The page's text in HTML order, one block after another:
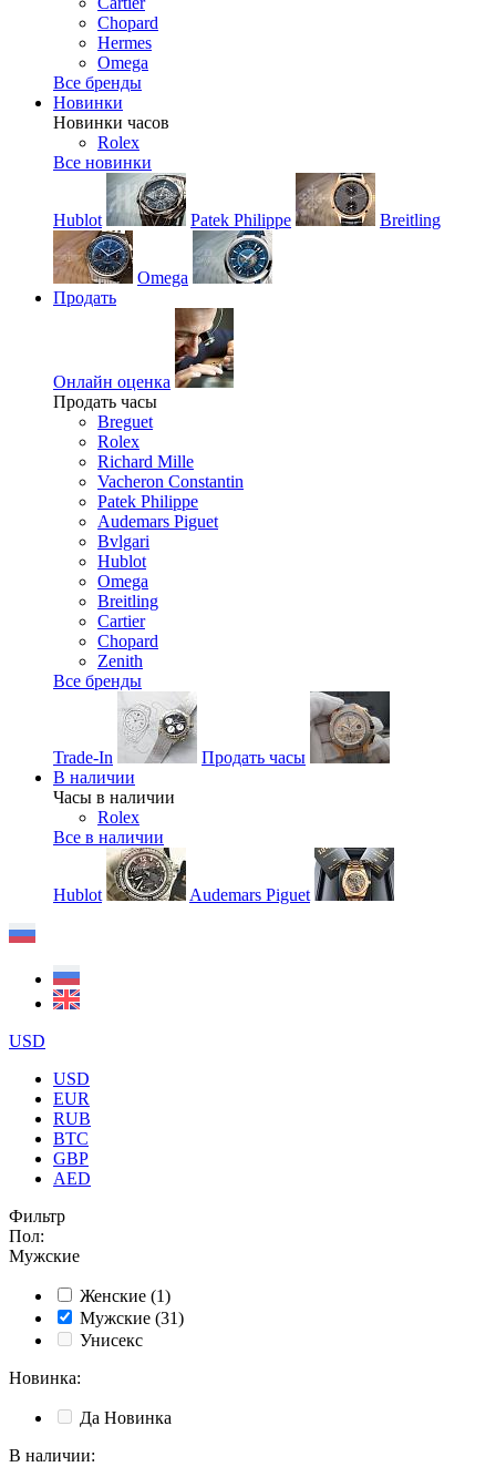
Chopard
Hermes
Omega
Все бренды
Новинки
Новинки часов
Rolex
Все новинки
Hublot Patek Philippe Breitling
Omega
Продать
Онлайн оценка
Продать часы
Breguet
Rolex
Richard Mille
Vacheron Constantin
Patek Philippe
Audemars Piguet
Bvlgari
Hublot
Omega
Breitling
Cartier
Chopard
Zenith
Все бренды
Trade-In
Продать часы
В наличии
Часы в наличии
Rolex
Все в наличии
Hublot Audemars Piguet
USD
USD
EUR
RUB
BTC
GBP
AED
Фильтр
Пол:
Мужские
Женские (1)
Мужские (31)
Унисекс
Новинка:
Да Новинка
В наличии: